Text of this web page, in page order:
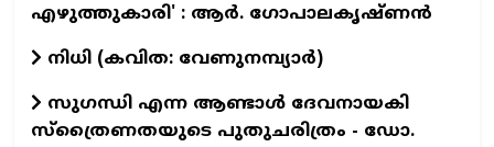
എഴുത്തുകാരി' : ആർ. ഗോപാലകൃഷ്ണൻ
നിധി (കവിത: വേണുനമ്പ്യാർ)
സുഗന്ധി എന്ന ആണ്ടാള്‍ ദേവനായകി
സ്ത്രൈണതയുടെ പുതുചരിത്രം - ഡോ.